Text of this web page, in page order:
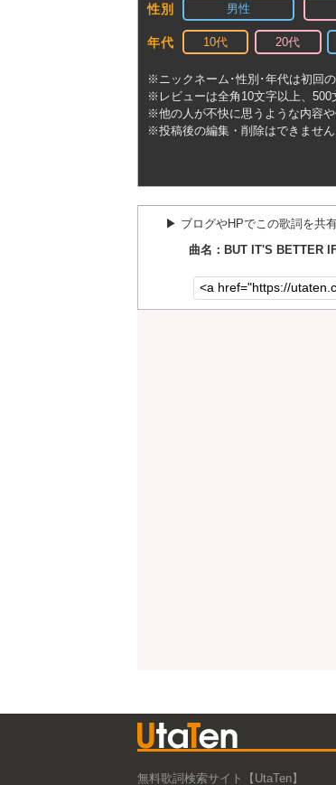
性別 男性
年代 10代 20代
※ニックネーム･性別･年代は初回の
※レビューは全角10文字以上、500
※他の人が不快に思うような内容
※投稿後の編集・削除はできません
▶︎ ブログやHPでこの歌詞を共
曲名：BUT IT'S BETTER
無料歌詞検索サイト【UtaTen】